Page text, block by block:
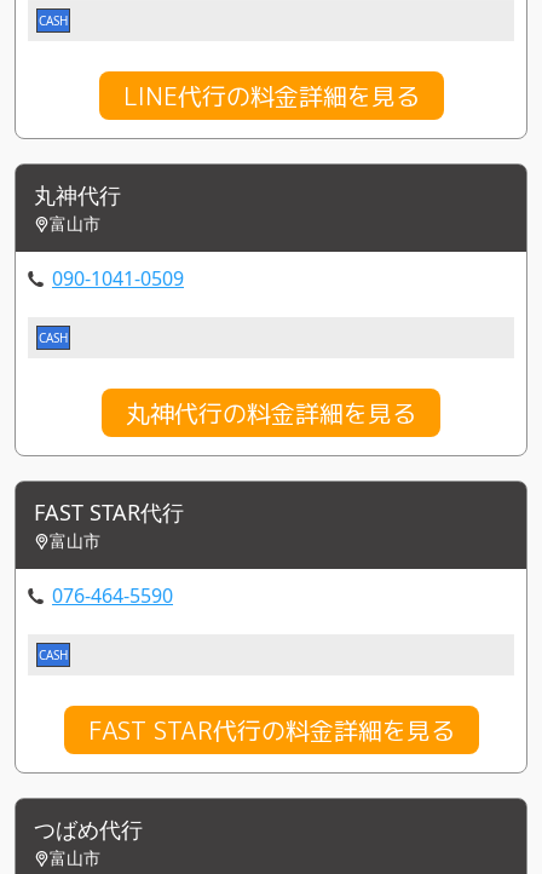
CASH
LINE代行の料金詳細を見る
丸神代行
富山市
090-1041-0509
CASH
丸神代行の料金詳細を見る
FAST STAR代行
富山市
076-464-5590
CASH
FAST STAR代行の料金詳細を見る
つばめ代行
富山市